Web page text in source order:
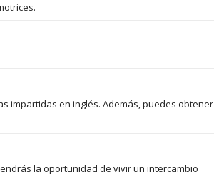
impartidas en inglés. Además, puedes obtener
la oportunidad de vivir un intercambio